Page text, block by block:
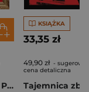
Jak wytresować Polaka
KSIĄŻKA
33,35 zł
49,90 zł -
cena detaliczna